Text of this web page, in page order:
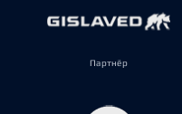
Партнёр